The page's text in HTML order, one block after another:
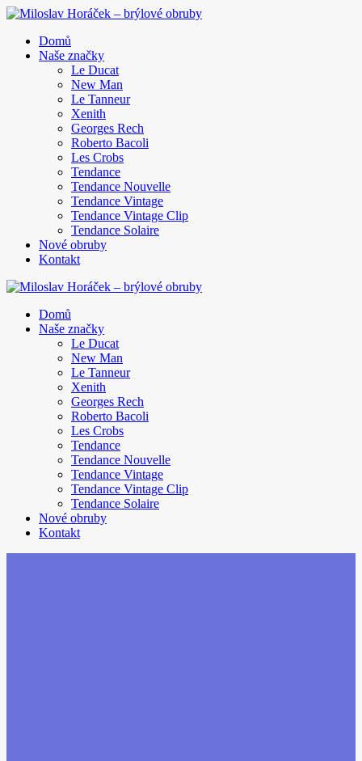
Domů
Naše značky
Le Ducat
New Man
Le Tanneur
Xenith
Georges Rech
Roberto Bacoli
Les Crobs
Tendance
Tendance Nouvelle
Tendance Vintage
Tendance Vintage Clip
Tendance Solaire
Nové obruby
Kontakt
Domů
Naše značky
Le Ducat
New Man
Le Tanneur
Xenith
Georges Rech
Roberto Bacoli
Les Crobs
Tendance
Tendance Nouvelle
Tendance Vintage
Tendance Vintage Clip
Tendance Solaire
Nové obruby
Kontakt